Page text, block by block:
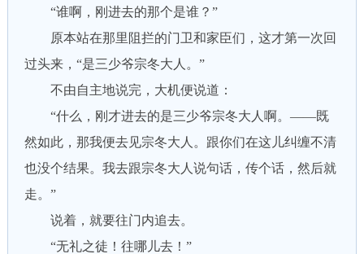
“谁啊，刚进去的那个是谁？”
原本站在那里阻拦的门卫和家臣们，这才第一次回
过头来，“是三少爷宗冬大人。”
不由自主地说完，大机便说道：
“什么，刚才进去的是三少爷宗冬大人啊。——既
然如此，那我便去见宗冬大人。跟你们在这儿纠缠不清
也没个结果。我去跟宗冬大人说句话，传个话，然后就
走。”
说着，就要往门内追去。
“无礼之徒！往哪儿去！”